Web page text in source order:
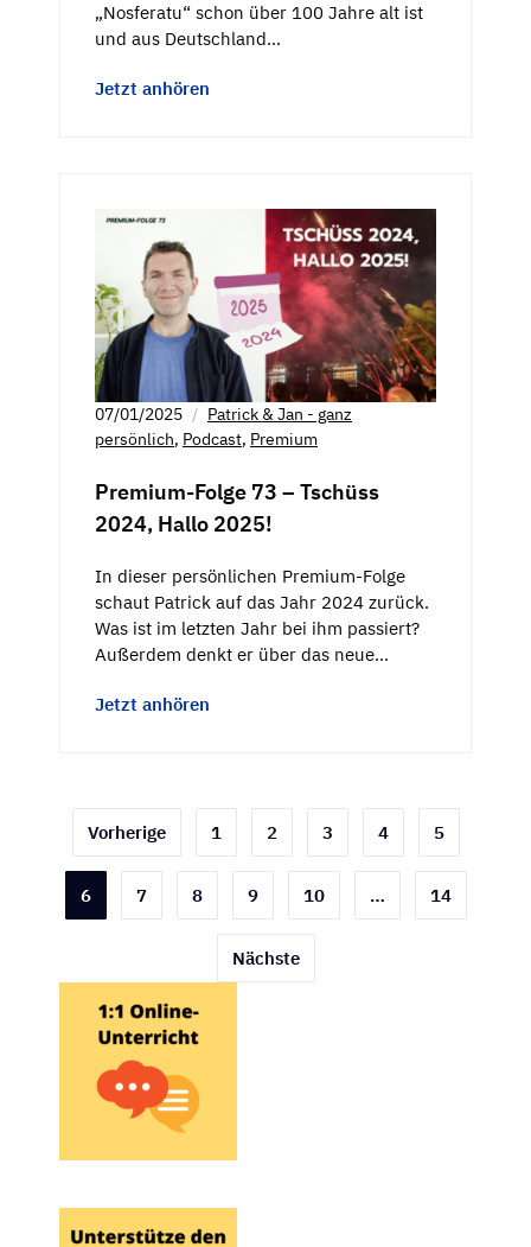
„Nosferatu“ schon über 100 Jahre alt ist
und aus Deutschland…
Jetzt anhören
07/01/2025
Patrick & Jan - ganz
persönlich, Podcast, Premium
Premium-Folge 73 – Tschüss
2024, Hallo 2025!
In dieser persönlichen Premium-Folge
schaut Patrick auf das Jahr 2024 zurück.
Was ist im letzten Jahr bei ihm passiert?
Außerdem denkt er über das neue…
Jetzt anhören
Seitennummerierung
der
Beiträge
Vorherige 1 2 3 4 5
6 7 8 9 10 … 14
Nächste